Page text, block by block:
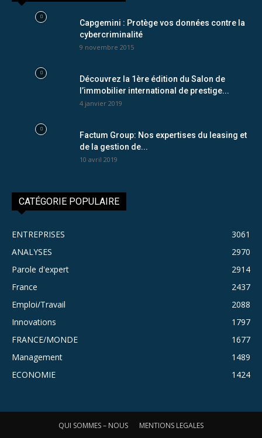
Capgemini : Protège vos données contre la
cybercriminalité
9 novembre 2015
Découvrez la 1ère édition du Salon de
l’immobilier international de prestige...
4 janvier 2019
Factum Group: Nos expertises du leasing et
de la gestion de...
10 avril 2019
CATÉGORIE POPULAIRE
ENTREPRISES
3061
ANALYSES
2970
Parole d'expert
2914
France
2437
Emploi/Travail
2088
Innovations
1797
FRANCE/MONDE
1677
Management
1489
ECONOMIE
1424
QUI SOMMES – NOUS MENTIONS LEGALES